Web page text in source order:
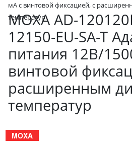
мА с винтовой фиксацией, с
температур
MOXA AD-
12150-EU-SA-T
питания 12В/
винтовой
расширенным
температур
MOXA